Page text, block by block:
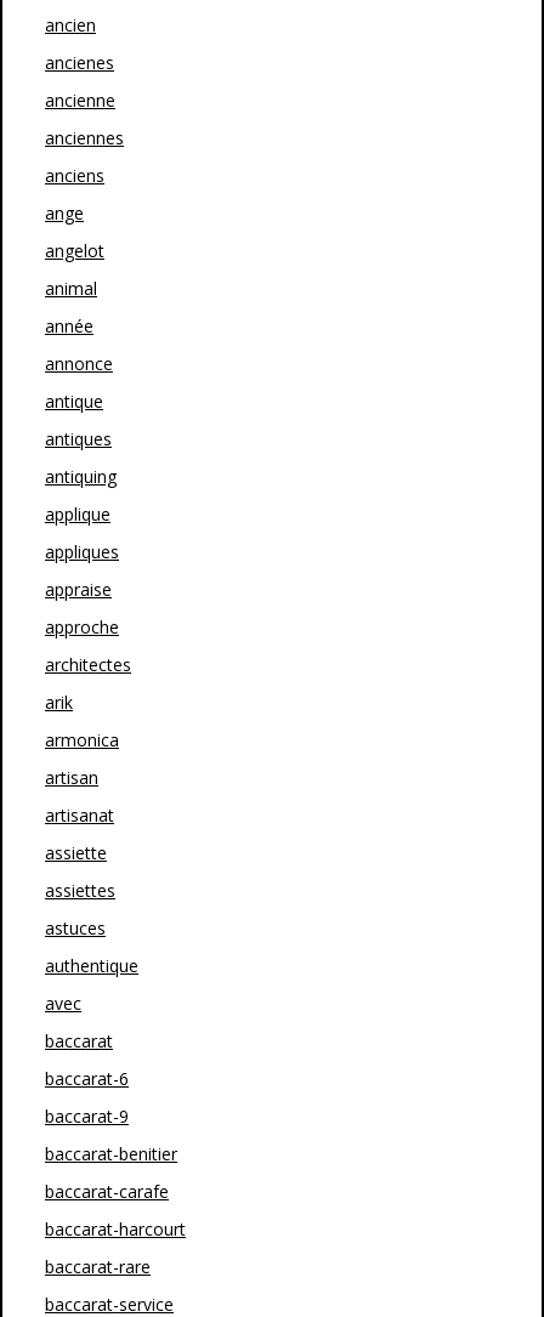
ancien
ancienes
ancienne
anciennes
anciens
ange
angelot
animal
année
annonce
antique
antiques
antiquing
applique
appliques
appraise
approche
architectes
arik
armonica
artisan
artisanat
assiette
assiettes
astuces
authentique
avec
baccarat
baccarat-6
baccarat-9
baccarat-benitier
baccarat-carafe
baccarat-harcourt
baccarat-rare
baccarat-service